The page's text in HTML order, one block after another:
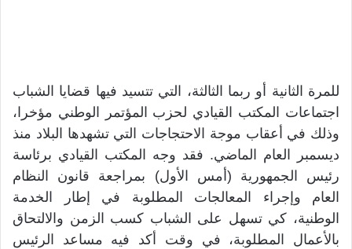
للمرة الثانية أو ربما الثالثة، التي تتسيد فيها قضايا الشباب
اجتماعات المكتب القيادي لحزب المؤتمر الوطني مؤخرا،
وذلك في أعقاب موجة الاحتجاجات التي تشهدها البلاد منذ
ديسمبر العام الماضي. فقد وجه المكتب القيادي برئاسة
رئيس الجمهورية (أمس الأول) بمراجعة قانون النظام
العام وإجراء المعالجات المطلوبة في إطار الخدمة
الوطنية، كي تسهل على الشباب كسب الزمن والالتحاق
بالأعمال المطلوبة، في وقت أكد فيه مساعد الرئيس